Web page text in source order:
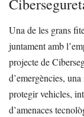
Una de les grans
juntament amb
projecte de
d’emergències,
protegir vehicles,
d’amenaces